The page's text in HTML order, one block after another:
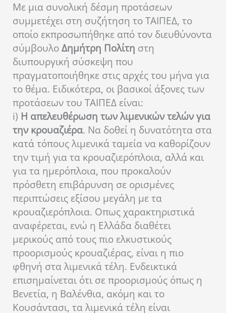
Με μια συνολική δέσμη προτάσεων
συμμετέχει στη συζήτηση το ΤΑΙΠΕΔ, το
οποίο εκπροσωπήθηκε από τον διευθύνοντα
σύμβουλοΔημήτρη Πολίτη στη
διυπουργική σύσκεψη που
πραγματοποιήθηκε στις αρχές του μήνα για
το θέμα. Ειδικότερα, οι βασικοί άξονες των
προτάσεων του ΤΑΙΠΕΔ είναι:
i) Η απελευθέρωση των λιμενικών τελών για
την κρουαζιέρα. Να δοθεί η δυνατότητα στα
κατά τόπους λιμενικά ταμεία να καθορίζουν
την τιμή για τα κρουαζιερόπλοια, αλλά και
για τα ημερόπλοια, που προκαλούν
πρόσθετη επιβάρυνση σε ορισμένες
περιπτώσεις εξίσου μεγάλη με τα
κρουαζιερόπλοια. Οπως χαρακτηριστικά
αναφέρεται, ενώ η Ελλάδα διαθέτει
μερικούς από τους πιο ελκυστικούς
προορισμούς κρουαζιέρας, είναι η πιο
φθηνή στα λιμενικά τέλη. Ενδεικτικά
επισημαίνεται ότι σε προορισμούς όπως η
Βενετία, η Βαλένθια, ακόμη και το
Κουσάντασι, τα λιμενικά τέλη είναι